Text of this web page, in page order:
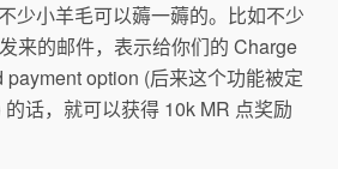
少小羊毛可以薅一薅的。比如不少
来的邮件，表示给你们的 Charge
option (后来这个功能被定
话，就可以获得 10k MR 点奖励